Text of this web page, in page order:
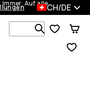
Immer. Auf alleCH/DE